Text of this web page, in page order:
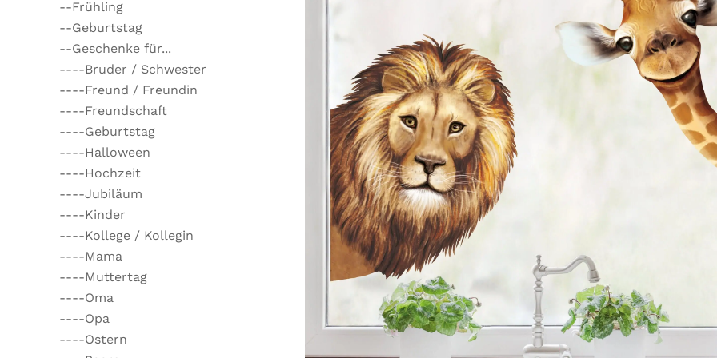
--Frühling
--Geburtstag
--Geschenke für...
----Bruder / Schwester
----Freund / Freundin
----Freundschaft
----Geburtstag
----Halloween
----Hochzeit
----Jubiläum
----Kinder
----Kollege / Kollegin
----Mama
----Muttertag
----Oma
----Opa
----Ostern